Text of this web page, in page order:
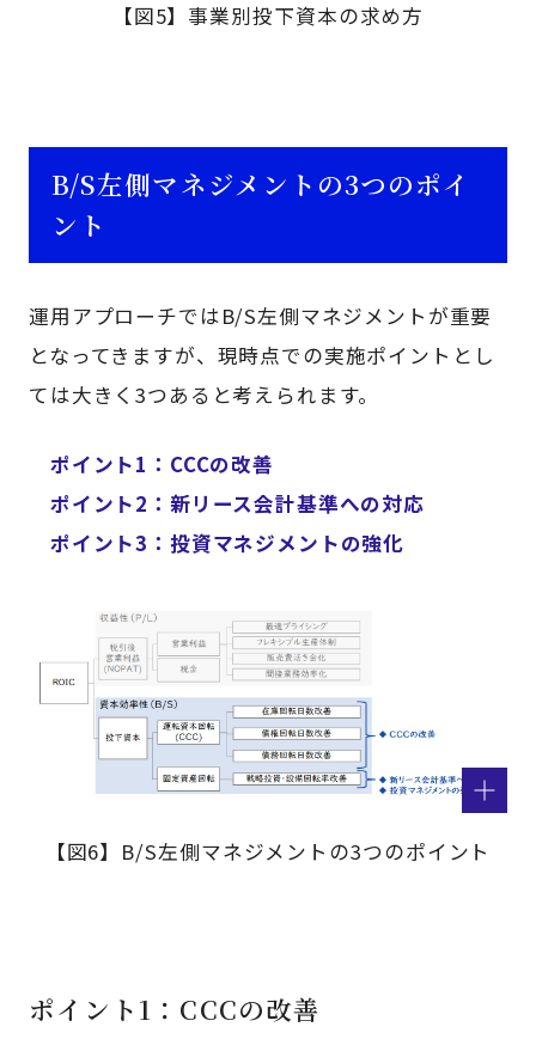
【図5】事業別投下資本の求め方
B/S左側マネジメントの3つのポイ
ント
運用アプローチではB/S左側マネジメントが重要
となってきますが、現時点での実施ポイントとし
ては大きく3つあると考えられます。
ポイント1：CCCの改善
ポイント2：新リース会計基準への対応
ポイント3：投資マネジメントの強化
【図6】B/S左側マネジメントの3つのポイント
ポイント1：CCCの改善